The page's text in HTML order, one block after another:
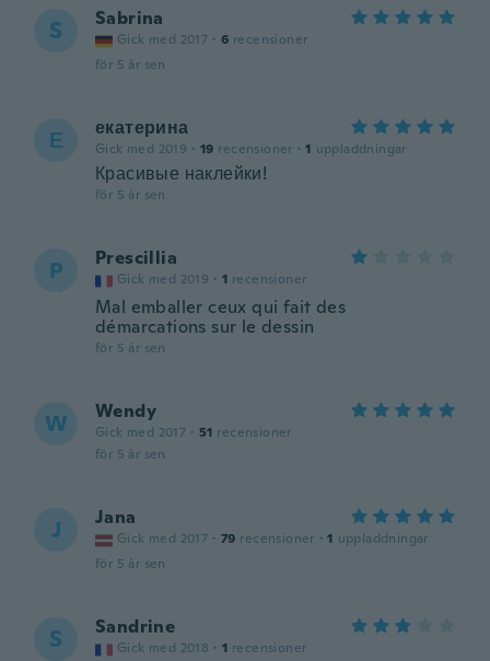
S Sabrina
Gick med 2017 · 6 recensioner
för 5 år sen
Е екатерина
Gick med 2019 · 19 recensioner · 1 uppladdningar
Красивые наклейки!
för 5 år sen
P Prescillia
Gick med 2019 · 1 recensioner
Mal emballer ceux qui fait des
démarcations sur le dessin
för 5 år sen
W Wendy
Gick med 2017 · 51 recensioner
för 5 år sen
J Jana
Gick med 2017 · 79 recensioner · 1 uppladdningar
för 5 år sen
S Sandrine
Gick med 2018 · 1 recensioner